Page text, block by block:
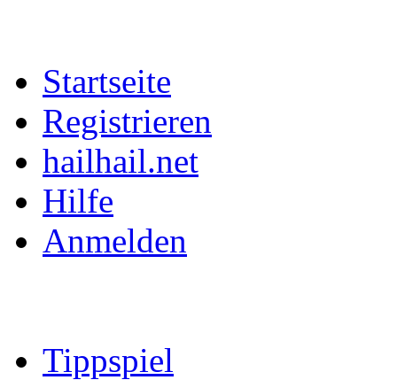
Startseite
Registrieren
hailhail.net
Hilfe
Anmelden
Tippspiel